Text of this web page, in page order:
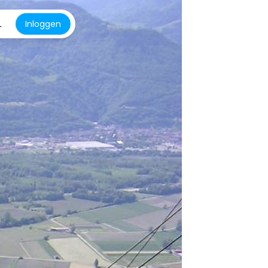
Inloggen